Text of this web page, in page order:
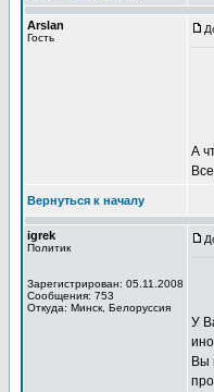
Arslan
Гость
А
Вернуться к началу
igrek
Политик
Зарегистрирован: 05.11.2008
Сообщения: 753
Откуда: Минск, Белоруссия
У
Вы